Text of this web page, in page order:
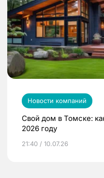
Новости компаний
Свой дом в Томске:
2026 году
21:40 / 10.07.26